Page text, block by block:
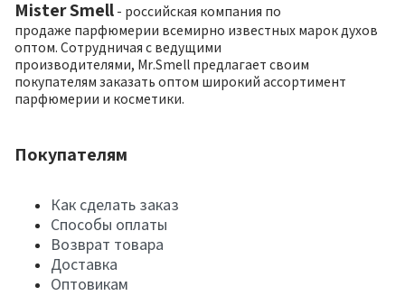
Mister Smell - российская компания по
продаже парфюмерии всемирно известных марок духов
оптом. Сотрудничая с ведущими
производителями, Mr.Smell предлагает своим
покупателям заказать оптом широкий ассортимент
парфюмерии и косметики.
Покупателям
Как сделать заказ
Способы оплаты
Возврат товара
Доставка
Оптовикам